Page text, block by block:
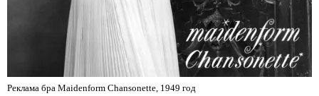
Реклама бра Maidenform Chansonette, 1949 год